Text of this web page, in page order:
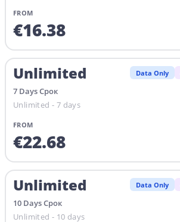
FROM
€16.38
Unlimited Data Only
7 DaysСрок
Unlimited - 7 days
FROM
€22.68
Unlimited Data Only
10 DaysСрок
Unlimited - 10 days